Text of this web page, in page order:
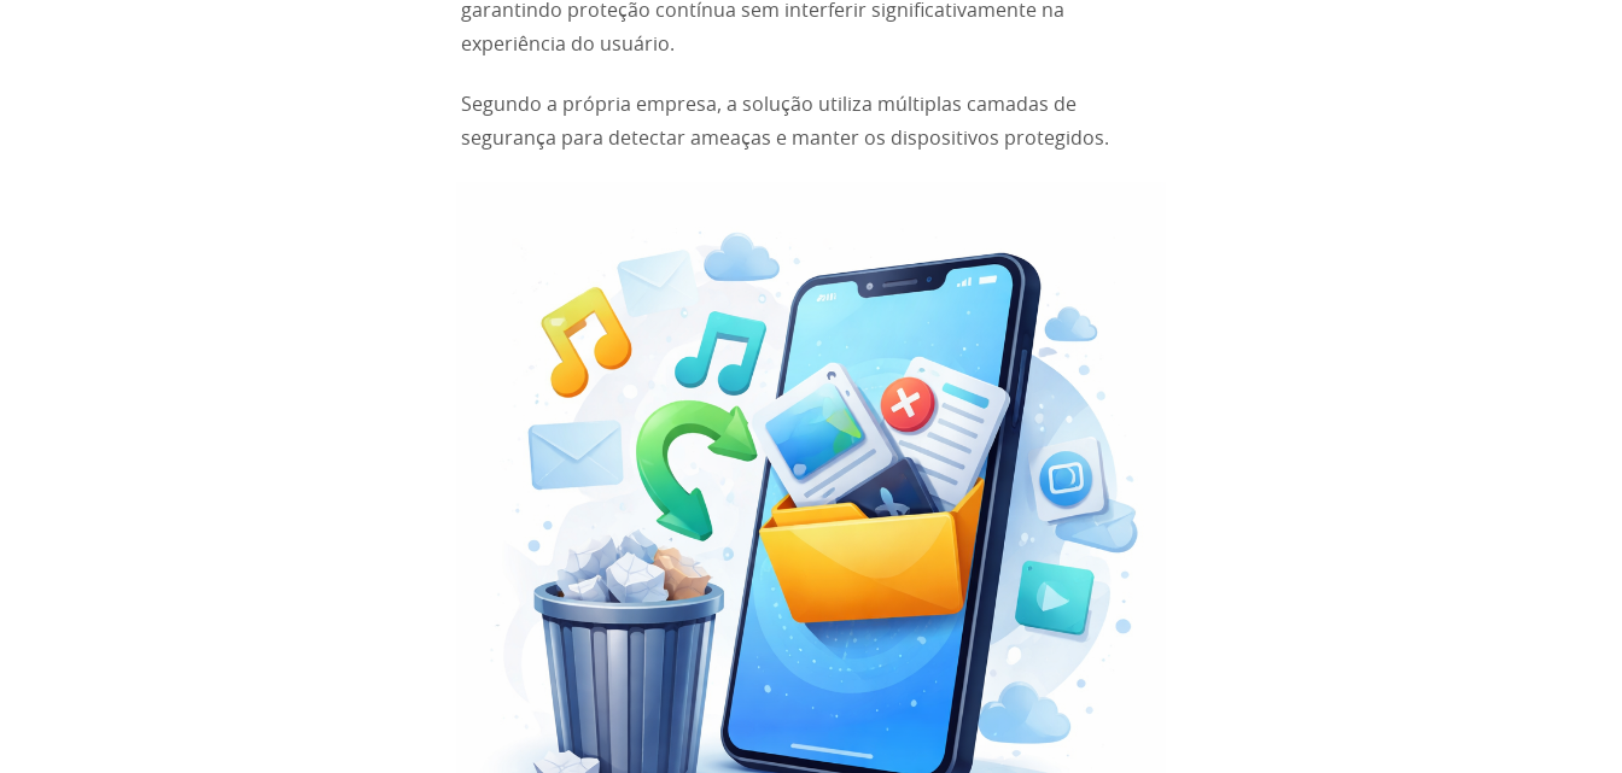
garantindo proteção contínua sem interferir significativamente na
experiência do usuário.
Segundo a própria empresa, a solução utiliza múltiplas camadas de
segurança para detectar ameaças e manter os dispositivos protegidos.